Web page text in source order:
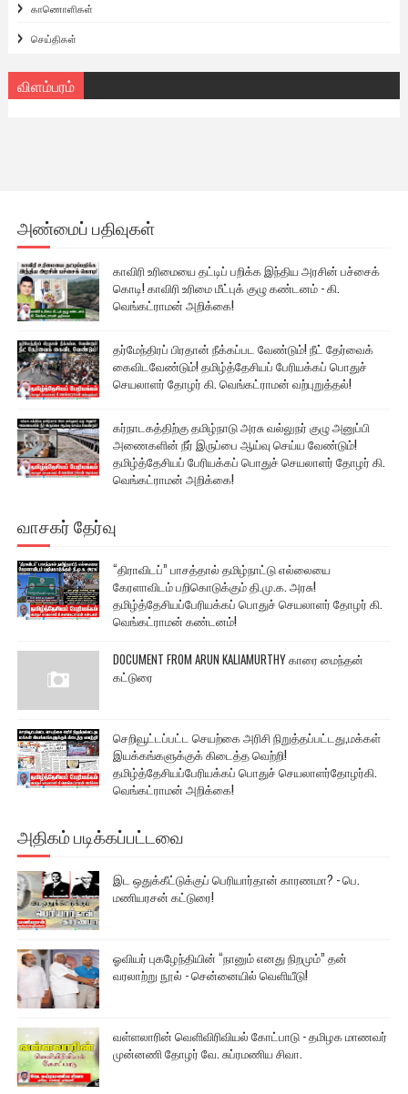
காணொளிகள்
செய்திகள்
விளம்பரம்
அண்மைப் பதிவுகள்
காவிரி உரிமையை தட்டிப் பறிக்க இந்திய அரசின் பச்சைக்
கொடி! காவிரி உரிமை மீட்புக் குழு கண்டனம் - கி.
வெங்கட்ராமன் அறிக்கை!
தர்மேந்திரப் பிரதான் நீக்கப்பட வேண்டும்! நீட் தேர்வைக்
கைவிடவேண்டும்! தமிழ்த்தேசியப் பேரியக்கப் பொதுச்
செயலாளர் தோழர் கி. வெங்கட்ராமன் வற்புறுத்தல்!
கர்நாடகத்திற்கு தமிழ்நாடு அரசு வல்லுநர் குழு அனுப்பி
அணைகளின் நீர் இருப்பை ஆய்வு செய்ய வேண்டும்!
தமிழ்த்தேசியப் பேரியக்கப் பொதுச் செயலாளர் தோழர் கி.
வெங்கட்ராமன் அறிக்கை!
வாசகர் தேர்வு
“திராவிடப்” பாசத்தால் தமிழ்நாட்டு எல்லையை
கேரளாவிடம் பறிகொடுக்கும் தி.மு.க. அரசு!
தமிழ்த்தேசியப்பேரியக்கப் பொதுச் செயலாளர் தோழர் கி.
வெங்கட்ராமன் கண்டனம்!
DOCUMENT FROM ARUN KALIAMURTHY காரை மைந்தன்
கட்டுரை
செறிவூட்டப்பட்ட செயற்கை அரிசி நிறுத்தப்பட்டது,மக்கள்
இயக்கங்களுக்குக் கிடைத்த வெற்றி!
தமிழ்த்தேசியப்பேரியக்கப் பொதுச் செயலாளர்தோழர்கி.
வெங்கட்ராமன் அறிக்கை!
அதிகம் படிக்கப்பட்டவை
இட ஒதுக்கீட்டுக்குப் பெரியார்தான் காரணமா? - பெ.
மணியரசன் கட்டுரை!
ஓவியர் புகழேந்தியின் “நானும் எனது நிறமும்” தன்
வரலாற்று நூல் - சென்னையில் வெளியீடு!
வள்ளலாரின் வெளிவிரிவியல் கோட்பாடு - தமிழக மாணவர்
முன்னணி தோழர் வே. சுப்ரமணிய சிவா.